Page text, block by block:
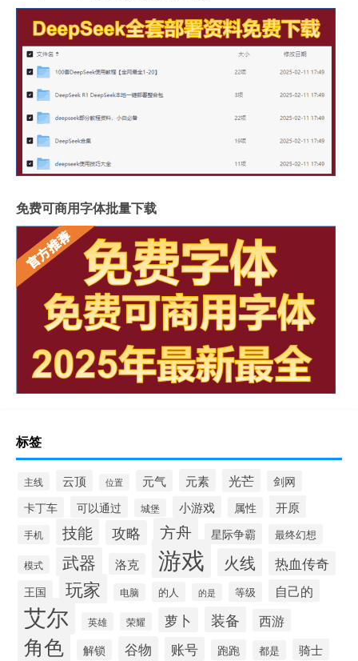
免费可商用字体批量下载
标签
主线 云顶 位置 元气 元素 光芒
剑网
卡丁车
可以通过 城堡 小游戏 属性 开原
手机 技能 攻略 方舟 星际争霸 最终幻想
模式 武器 洛克 游戏 火线 热血传奇
王国 玩家 电脑 的人 的是 等级 自己的
艾尔 英雄 荣耀 萝卜 装备 西游
角色 解锁 谷物 账号 跑跑 都是 骑士